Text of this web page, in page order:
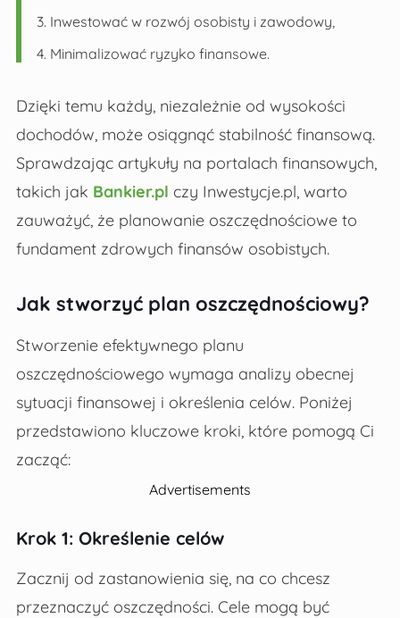
Inwestować w rozwój osobisty i zawodowy,
Minimalizować ryzyko finansowe.
Dzięki temu każdy, niezależnie od wysokości
dochodów, może osiągnąć stabilność finansową.
Sprawdzając artykuły na portalach finansowych,
takich jak Bankier.pl czy Inwestycje.pl, warto
zauważyć, że planowanie oszczędnościowe to
fundament zdrowych finansów osobistych.
Jak stworzyć plan oszczędnościowy?
Stworzenie efektywnego planu
oszczędnościowego wymaga analizy obecnej
sytuacji finansowej i określenia celów. Poniżej
przedstawiono kluczowe kroki, które pomogą Ci
zacząć:
Advertisements
Krok 1: Określenie celów
Zacznij od zastanowienia się, na co chcesz
przeznaczyć oszczędności. Cele mogą być